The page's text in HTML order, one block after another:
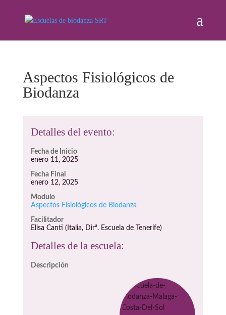
Aspectos Fisiológicos de
Biodanza
Detalles del evento:
Fecha de Inicio
enero 11, 2025
Fecha Final
enero 12, 2025
Modulo
Aspectos Fisiológicos de Biodanza
Facilitador
Elisa Canti (Italia, Dirª. Escuela de Tenerife)
Detalles de la escuela:
Descripción